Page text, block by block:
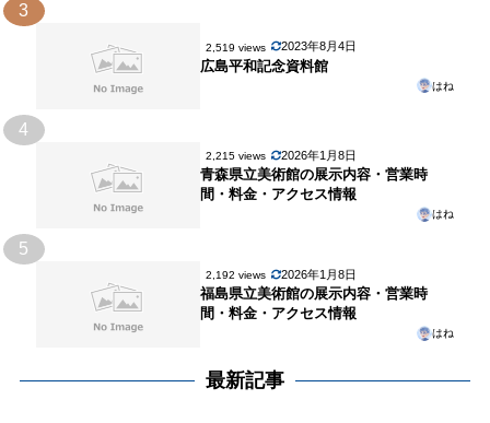
3
2,519 views 2023年8月4日
広島平和記念資料館
はね
4
2,215 views 2026年1月8日
青森県立美術館の展示内容・営業時
間・料金・アクセス情報
はね
5
2,192 views 2026年1月8日
福島県立美術館の展示内容・営業時
間・料金・アクセス情報
はね
最新記事